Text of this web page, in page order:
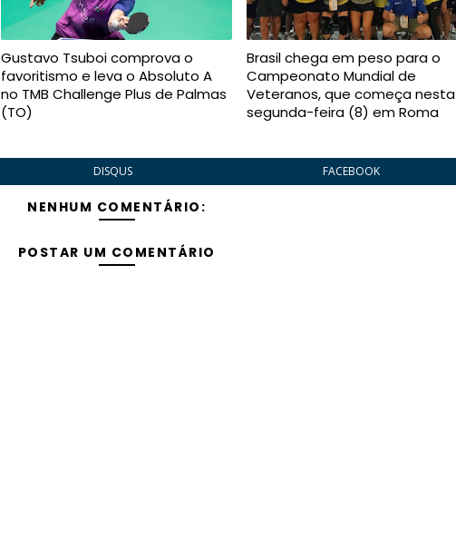
Gustavo Tsuboi comprova o
favoritismo e leva o Absoluto A
no TMB Challenge Plus de Palmas
(TO)
Brasil chega em peso para o
Campeonato Mundial de
Veteranos, que começa nesta
segunda-feira (8) em Roma
DISQUS FACEBOOK
NENHUM COMENTÁRIO:
POSTAR UM COMENTÁRIO